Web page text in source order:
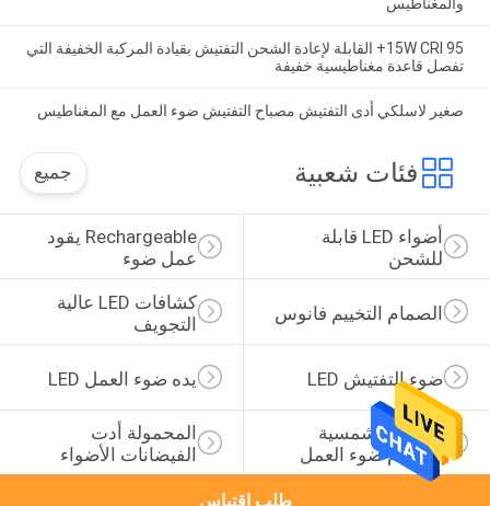
15W CRI 95+ القابلة لإعادة الشحن التفتيش بقيادة المركبة الخفيفة التي
تفصل قاعدة مغناطيسية خفيفة
صغير لاسلكي أدى التفتيش مصباح التفتيش ضوء العمل مع المغناطيس
فئات شعبية جميع
Rechargeable يقود
عمل ضوء
أضواء LED قابلة
للشحن
كشافات LED عالية
التجويف
الصمام التخييم فانوس
يده ضوء العمل LED ضوء التفتيش LED
المحمولة أدت
الفيضانات الأضواء
الطاقة الشمسية
الصمام ضوء العمل
طلب اقتباس